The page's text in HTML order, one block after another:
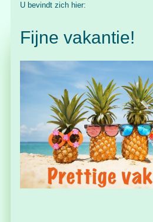
U bevindt zich hier:
Fijne vakantie!